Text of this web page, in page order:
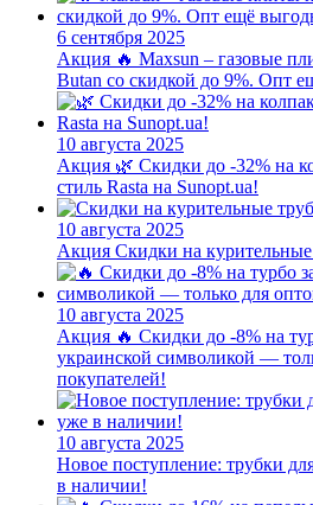
6 сентября 2025
Акция 🔥 Maxsun – газовые
Butan со скидкой до 9%. Опт
10 августа 2025
Акция 🌿 Скидки до -32% на
стиль Rasta на Sunopt.ua!
10 августа 2025
Акция Скидки на
10 августа 2025
Акция 🔥 Скидки до -8% на
украинской символикой —
покупателей!
10 августа 2025
Новое поступление: трубки
в наличии!